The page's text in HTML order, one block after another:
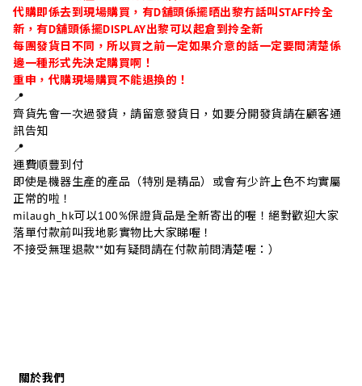
代購即係去到現場購買，有D舖頭係擺晒出黎冇話叫STAFF拎全
新，有D舖頭係擺DISPLAY出黎可以起倉到拎全新
每團發貨日不同，所以買之前一定如果介意的話一定要問清楚係
邊一種形式先決定購買啊！
重申，代購現場購買不能退換的！
📍
齊貨先會一次過發貨，請留意發貨日，如要分開發貨請在顧客通
訊告知
📍
運費順豐到付
即使是機器生產的產品（特別是精品）或會有少許上色不均實屬
正常的啦！
milaugh_hk可以100%保證貨品是全新寄出的喔！絕對歡迎大家
落單付款前叫我地影實物比大家睇喔！
不接受無理退款**如有疑問請在付款前問清楚喔：）
關於我們